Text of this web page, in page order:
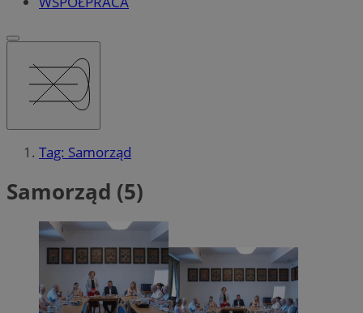
Tag: Samorząd
Samorząd (5)